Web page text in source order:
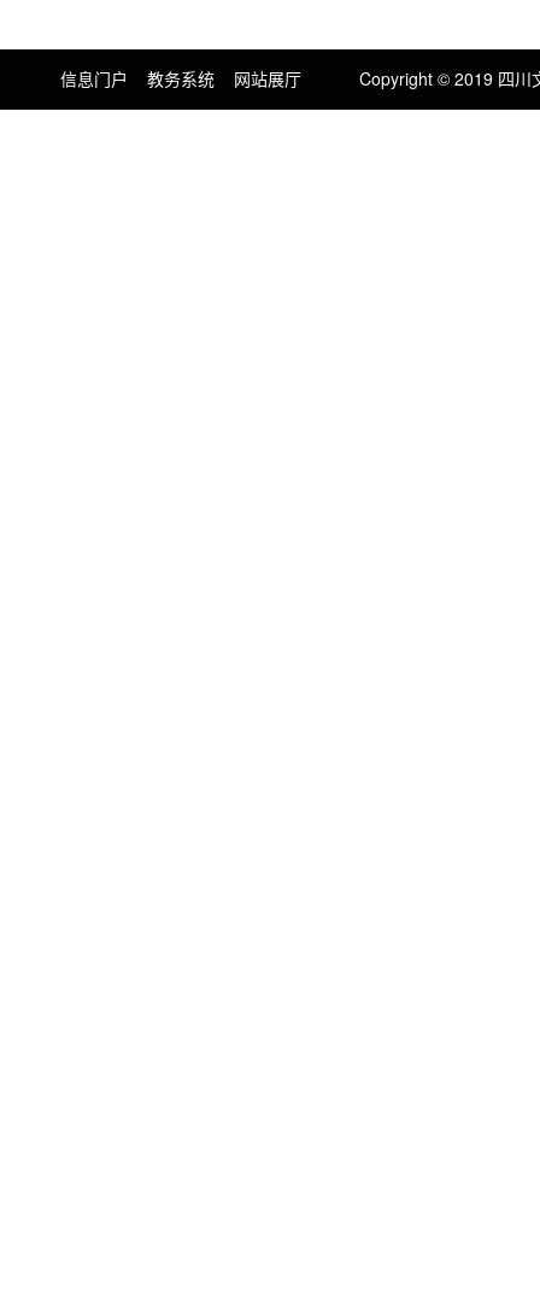
信息门户 教务系统 网站展厅 Copyright © 2019 四川文